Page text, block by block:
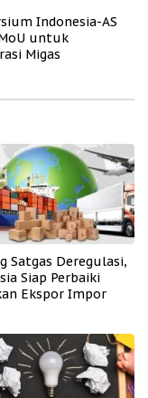
Indonesia-AS
untuk
Migas
Satgas Deregulasi,
Siap Perbaiki
Ekspor Impor